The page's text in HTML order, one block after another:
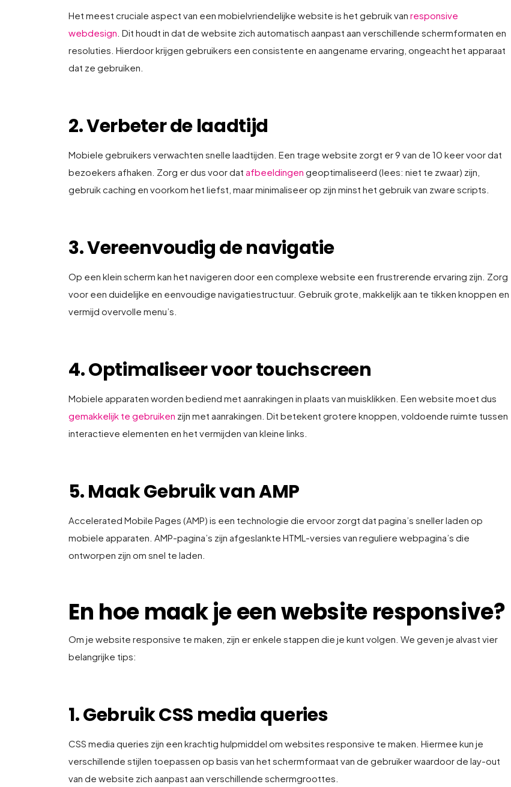
Het meest cruciale aspect van een mobielvriendelijke website is het gebruik van responsive
webdesign . Dit houdt in dat de website zich automatisch aanpast aan verschillende schermformaten en
resoluties. Hierdoor krijgen gebruikers een consistente en aangename ervaring, ongeacht het apparaat
dat ze gebruiken.
2. Verbeter de laadtijd
Mobiele gebruikers verwachten snelle laadtijden. Een trage website zorgt er 9 van de 10 keer voor dat
bezoekers afhaken. Zorg er dus voor dat afbeeldingen geoptimaliseerd (lees: niet te zwaar) zijn,
gebruik caching en voorkom het liefst, maar minimaliseer op zijn minst het gebruik van zware scripts.
3. Vereenvoudig de navigatie
Op een klein scherm kan het navigeren door een complexe website een frustrerende ervaring zijn. Zorg
voor een duidelijke en eenvoudige navigatiestructuur. Gebruik grote, makkelijk aan te tikken knoppen en
vermijd overvolle menu’s.
4. Optimaliseer voor touchscreen
Mobiele apparaten worden bediend met aanrakingen in plaats van muisklikken. Een website moet dus
gemakkelijk te gebruiken zijn met aanrakingen. Dit betekent grotere knoppen, voldoende ruimte tussen
interactieve elementen en het vermijden van kleine links.
5. Maak Gebruik van AMP
Accelerated Mobile Pages (AMP) is een technologie die ervoor zorgt dat pagina’s sneller laden op
mobiele apparaten. AMP-pagina’s zijn afgeslankte HTML-versies van reguliere webpagina’s die
ontworpen zijn om snel te laden.
En hoe maak je een website responsive?
Om je website responsive te maken, zijn er enkele stappen die je kunt volgen. We geven je alvast vier
belangrijke tips:
1. Gebruik CSS media queries
CSS media queries zijn een krachtig hulpmiddel om websites responsive te maken. Hiermee kun je
verschillende stijlen toepassen op basis van het schermformaat van de gebruiker waardoor de lay-out
van de website zich aanpast aan verschillende schermgroottes.